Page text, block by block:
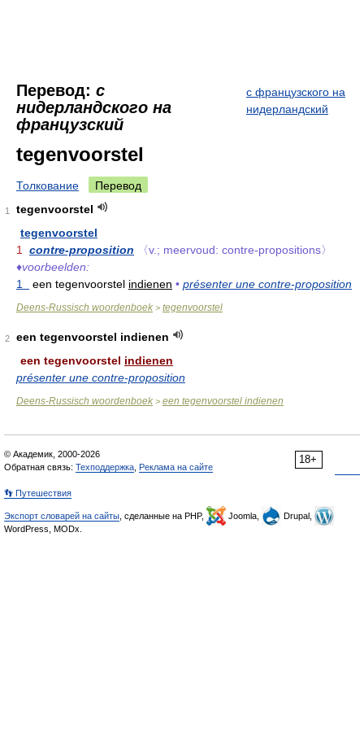
Перевод: с
нидерландского на
французский
с французского на
нидерландский
tegenvoorstel
Толкование Перевод
1
tegenvoorstel
tegenvoorstel
1
contre-proposition
〈v.; meervoud: contre-propositions〉
♦voorbeelden:
1
een tegenvoorstel indienen • présenter une contre-proposition
Deens-Russisch woordenboek > tegenvoorstel
2
een tegenvoorstel indienen
een tegenvoorstel indienen
présenter une contre-proposition
Deens-Russisch woordenboek > een tegenvoorstel indienen
18+
© Академик, 2000-2026
Обратная связь: Техподдержка Реклама на сайте
👣 Путешествия
Экспорт словарей на сайты , сделанные на PHP, Joomla,
Drupal,
WordPress, MODx.